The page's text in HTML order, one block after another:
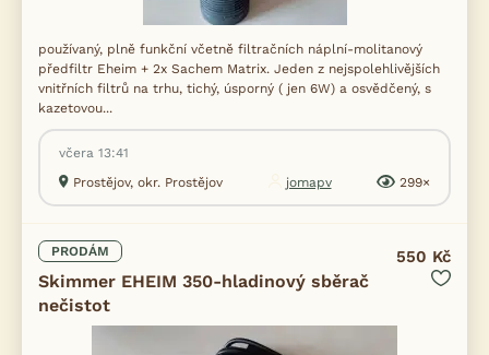
používaný, plně funkční včetně filtračních náplní-molitanový
předfiltr Eheim + 2x Sachem Matrix. Jeden z nejspolehlivějších
vnitřních filtrů na trhu, tichý, úsporný ( jen 6W) a osvědčený, s
kazetovou...
včera 13:41
Prostějov, okr. Prostějov
jomapv 299×
PRODÁM
Skimmer EHEIM 350-hladinový sběrač
nečistot
550 Kč